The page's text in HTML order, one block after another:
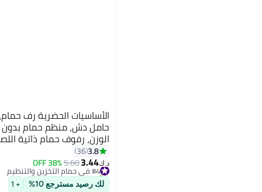
الأساسيات الحضرية رف
حامل دش، منظم حمام بدون
الوزن، رفوف حمام ذاتية
الحائط، رف دش زاوية.
3.8
36
د.ك‏3.44
5.60
38% OFF #4 في حمام التخزين والتنظيم
تم بيع +20 مؤخرًا
#4 في حمام التخزين والتنظيم
لك رصيد مسترجع 10% + 1